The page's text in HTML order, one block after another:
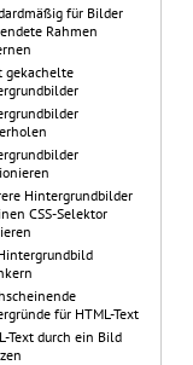
für Bilder
Rahmen
gekachelte
Hintergrundbilder
CSS-Selektor
für HTML-Text
Text durch ein Bild